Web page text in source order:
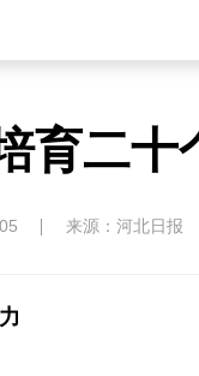
育二十
来源：河北日报